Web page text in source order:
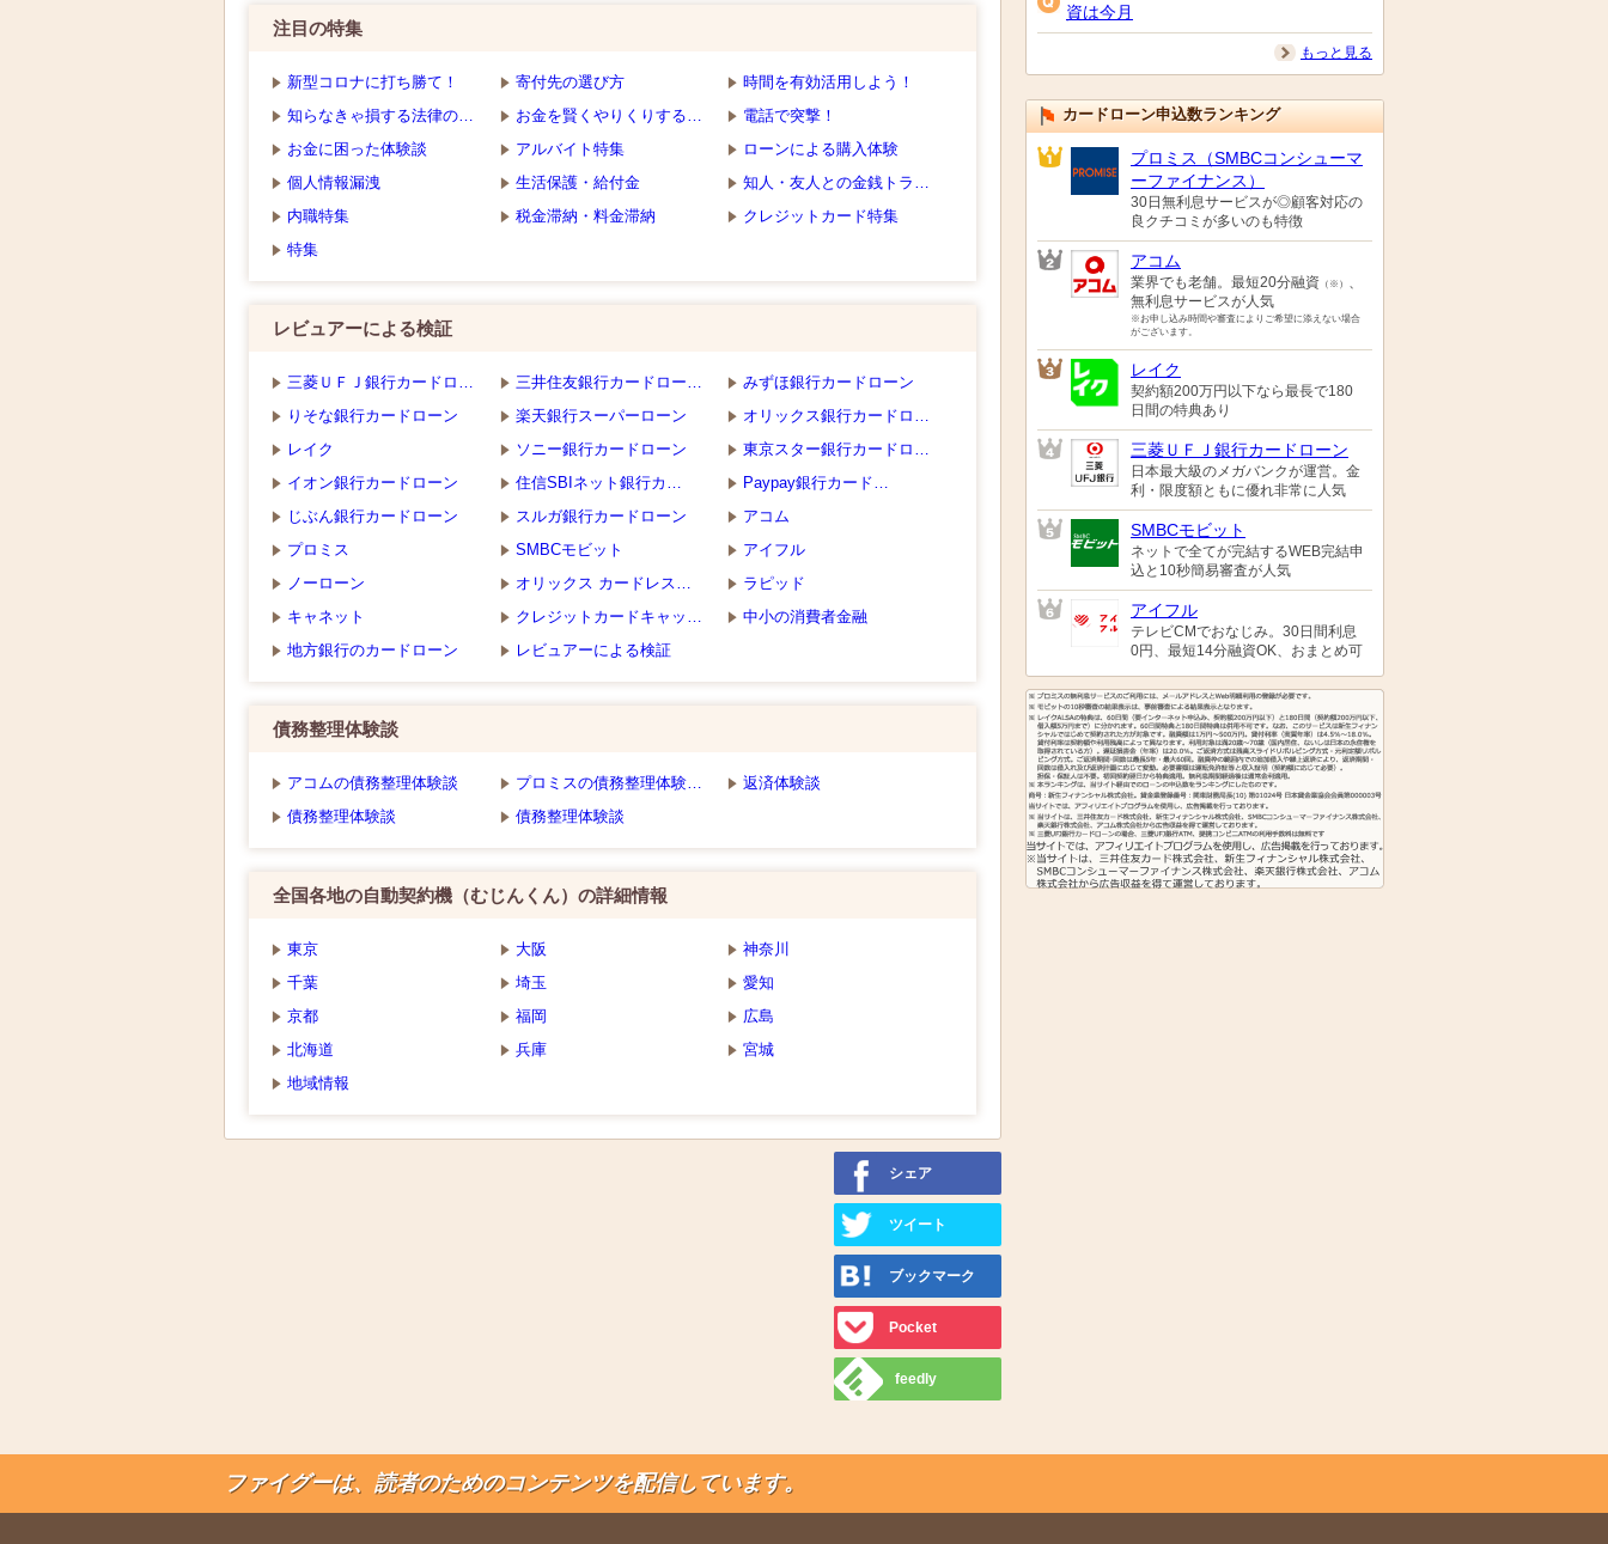
注目の特集
新型コロナに打ち勝て！ 寄付先の選び方
時間を有効活用しよう！
知らなきゃ損する法律の…
お金を賢くやりくりする…
電話で突撃！
お金に困った体験談
アルバイト特集
ローンによる購入体験
個人情報漏洩
生活保護・給付金
知人・友人との金銭トラ…
内職特集
税金滞納・料金滞納
クレジットカード特集
特集
レビュアーによる検証
三菱ＵＦＪ銀行カードロ… 三井住友銀行カードロー…
みずほ銀行カードローン
りそな銀行カードローン
楽天銀行スーパーローン
オリックス銀行カードロ…
レイク
ソニー銀行カードローン
東京スター銀行カードロ…
イオン銀行カードローン
住信SBIネット銀行カ…
Paypay銀行カード…
じぶん銀行カードローン
スルガ銀行カードローン
アコム
プロミス
SMBCモビット
アイフル
ノーローン
オリックス カードレス…
ラピッド
キャネット
クレジットカードキャッ…
中小の消費者金融
地方銀行のカードローン
レビュアーによる検証
債務整理体験談
アコムの債務整理体験談 プロミスの債務整理体験…
返済体験談
債務整理体験談
債務整理体験談
全国各地の自動契約機（むじんくん）の詳細情報
東京 大阪
神奈川
千葉
埼玉
愛知
京都
福岡
広島
北海道
兵庫
宮城
地域情報
シェア
ツイート
ブックマーク
Pocket
feedly
資は今月
もっと見る
カードローン申込数ランキング
プロミス（SMBCコンシューマ
ーファイナンス）
30日無利息サービスが◎顧客対応の
良クチコミが多いのも特徴
アコム
業界でも老舗。最短20分融資 （※）
無利息サービスが人気
※お申し込み時間や審査によりご希望に添えない場合
がございます。
レイク
契約額200万円以下なら最長で180
日間の特典あり
三菱ＵＦＪ銀行カードローン
日本最大級のメガバンクが運営。金
利・限度額ともに優れ非常に人気
SMBCモビット
ネットで全てが完結するWEB完結申
込と10秒簡易審査が人気
アイフル
テレビCMでおなじみ。30日間利息
0円、最短14分融資OK、おまとめ可
ファイグーは、読者のためのコンテンツを配信しています。